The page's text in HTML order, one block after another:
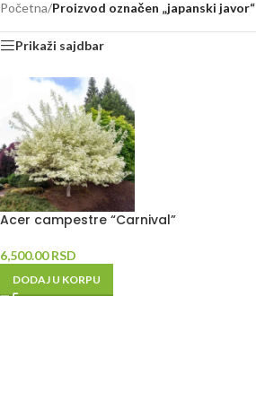
Početna/Proizvod označen „japanski javor“
Prikaži sajdbar
Acer campestre “Carnival”
6,500.00RSD
DODAJ U KORPU